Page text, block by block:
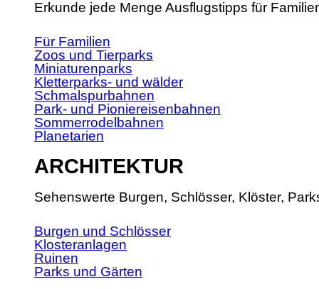
Erkunde jede Menge Ausflugstipps für
Für Familien
Zoos und Tierparks
Miniaturenparks
Kletterparks- und wälder
Schmalspurbahnen
Park- und Pioniereisenbahnen
Sommerrodelbahnen
Planetarien
ARCHITEKTUR
Sehenswerte Burgen, Schlösser, Klöster,
Burgen und Schlösser
Klosteranlagen
Ruinen
Parks und Gärten